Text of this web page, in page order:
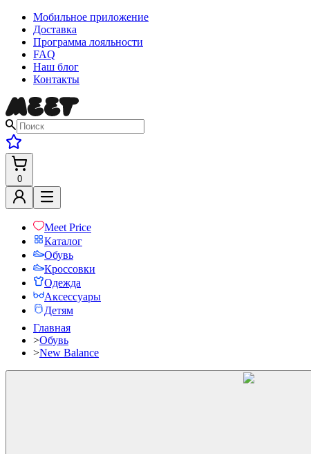
Мобильное приложение
Доставка
Программа лояльности
FAQ
Наш блог
Контакты
0
Meet Price
Каталог
Обувь
Кроссовки
Одежда
Аксессуары
Детям
Главная
>Обувь
>New Balance